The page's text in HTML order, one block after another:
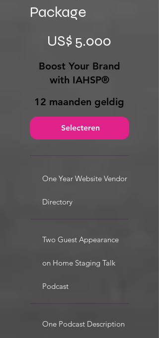
Package
US$5.000
Boost Your Brand
with IAHSP®
12 maanden geldig
Selecteren
One Year Website Vendor
Directory
Two Guest Appearance
on Home Staging Talk
Podcast
One Podcast Description